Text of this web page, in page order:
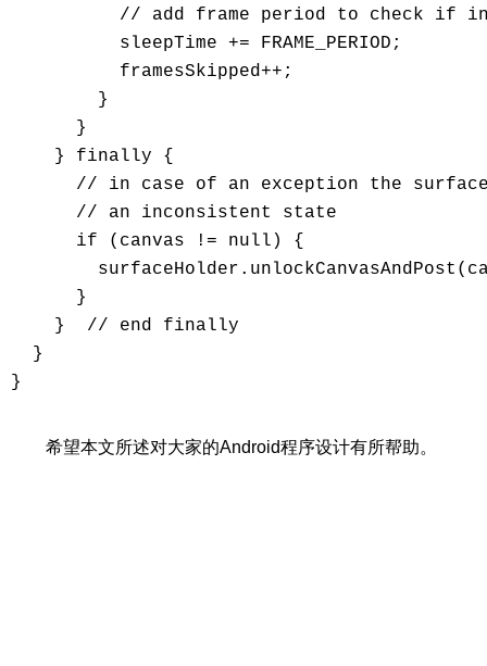
// add frame period to check if
          sleepTime += FRAME_PERIOD;
          framesSkipped++;
        }
      }
    } finally {
// in case of an exception the
      // an inconsistent state
      if (canvas != null) {
      }
    }  // end finally
  }
}
希望本文所述对大家的Android程序设计有所帮助。